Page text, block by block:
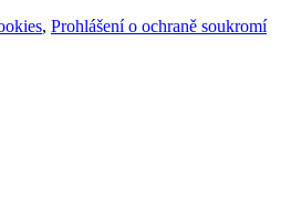
, Prohlášení o ochraně soukromí